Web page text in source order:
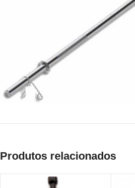
Produtos relacionados